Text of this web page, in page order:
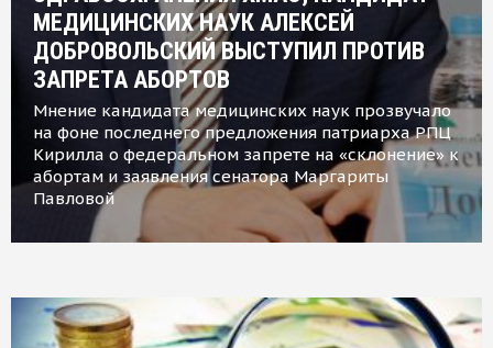
МЕДИЦИНСКИХ НАУК АЛЕКСЕЙ
ДОБРОВОЛЬСКИЙ ВЫСТУПИЛ ПРОТИВ
ЗАПРЕТА АБОРТОВ
Мнение кандидата медицинских наук прозвучало
на фоне последнего предложения патриарха РПЦ
Кирилла о федеральном запрете на «склонение» к
абортам и заявления сенатора Маргариты
Павловой